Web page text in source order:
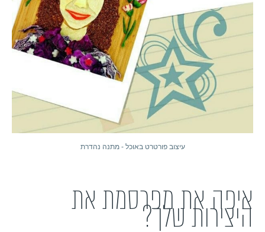
עיצוב פורטרט באוכל - מתנה נהדרת
איפה את מפרסמת את
היצירות שלך?